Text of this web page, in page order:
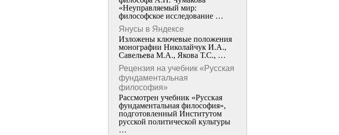
«Неуправляемый мир:
философское исследование …
Янусы в Яндексе
Изложены ключевые положения
монографии Николайчук И.А.,
Савельева М.А., Якова Т.С., …
Рецензия на учебник «Русская
фундаментальная
философия»
Рассмотрен учебник «Русская
фундаментальная философия»,
подготовленный Институтом
русской политической культуры
…